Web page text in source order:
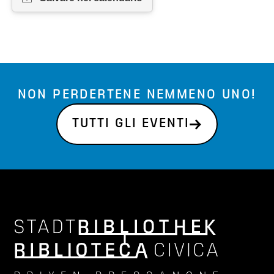
NON PERDERTENE NEMMENO UNO!
TUTTI GLI EVENTI